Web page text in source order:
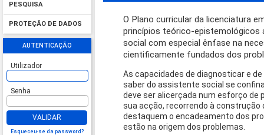
PESQUISA
PROTEÇÃO DE DADOS
AUTENTICAÇÃO
Utilizador
Senha
VALIDAR
Esqueceu-se da password?
O Plano curricular da licenciatura
princípios teórico-epistemológicos
social com especial ênfase na
cientificamente fundados dos
As capacidades de diagnosticar e
saber do assistente social se
deve ser alicerçada num esforço
sua acção, recorrendo à
destaquem o encadeamento dos
estão na origem dos problemas.